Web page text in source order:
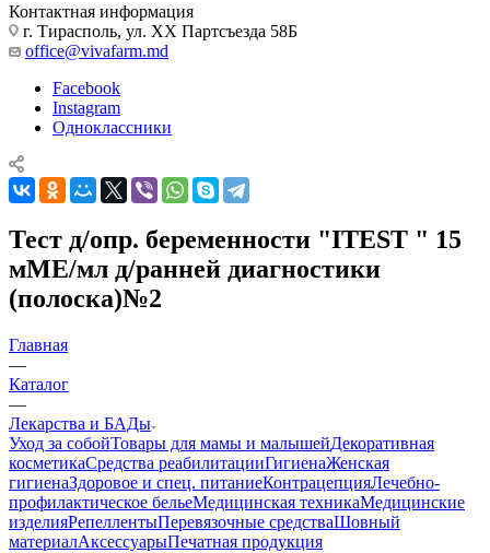
Контактная информация
г. Тирасполь, ул. ХХ Партсъезда 58Б
office@vivafarm.md
Facebook
Instagram
Одноклассники
Тест д/опр. беременности "ITEST " 15
мМЕ/мл д/ранней диагностики
(полоска)№2
Главная
—
Каталог
—
Лекарства и БАДы
Уход за собойТовары для мамы и малышейДекоративная
косметикаСредства реабилитацииГигиенаЖенская
гигиенаЗдоровое и спец. питаниеКонтрацепцияЛечебно-
профилактическое бельеМедицинская техникаМедицинские
изделияРепеллентыПеревязочные средстваШовный
материалАксессуарыПечатная продукция